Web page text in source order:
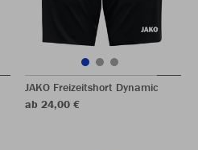
JAKO Freizeitshort Dynamic
ab 24,00 €